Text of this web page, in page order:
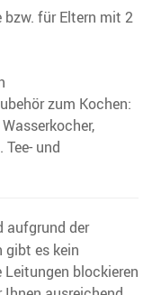
bzw. für Eltern mit 2
zum Kochen:
und
aufgrund der
gibt es kein
Leitungen blockieren